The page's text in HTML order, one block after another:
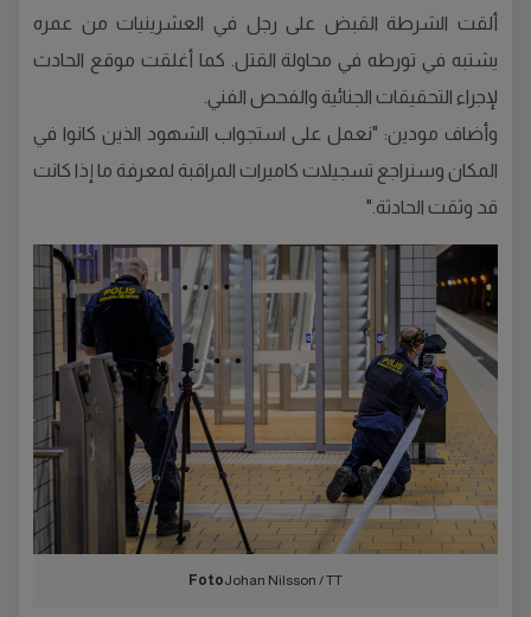
ألقت الشرطة القبض على رجل في العشرينيات من عمره
يشتبه في تورطه في محاولة القتل. كما أغلقت موقع الحادث
لإجراء التحقيقات الجنائية والفحص الفني.
وأضاف مودين: "نعمل على استجواب الشهود الذين كانوا في
المكان وسنراجع تسجيلات كاميرات المراقبة لمعرفة ما إذا كانت
قد وثقت الحادثة."
FotoJohan Nilsson / TT